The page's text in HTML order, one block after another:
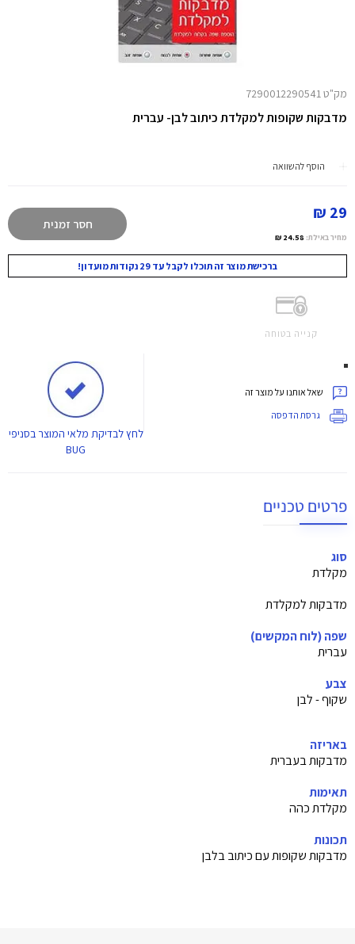
מק"ט 7290012290541
מדבקות שקופות למקלדת כיתוב לבן- עברית
הוסף להשוואה
29 ₪
מחיר באילת: 24.58 ₪
חסר זמנית
ברכישת מוצר זה תוכלו לקבל עד 29 נקודות מועדון!
קנייה בטוחה
שאל אותנו על מוצר זה
גרסת הדפסה
לחץלבדיקת מלאי המוצר בסניפי
BUG
פרטים טכניים
סוג
מקלדת
מדבקות למקלדת
שפה (לוח המקשים)
עברית
צבע
שקוף - לבן
באריזה
מדבקות בעברית
תאימות
מקלדת כהה
תכונות
מדבקות שקופות עם כיתוב בלבן